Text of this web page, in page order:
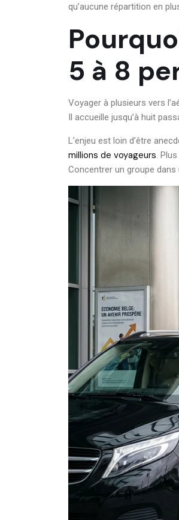
qu’aucune répartition en
5 à 8
Voyager à plusieurs vers
Il accueille jusqu’à huit
L’enjeu est loin d’être
millions de voyageurs.
Concentrer un groupe